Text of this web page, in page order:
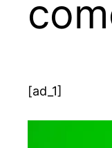
[ad_1]